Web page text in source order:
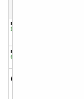
группы программы:
Языки
программа:
бесплатная
описание: